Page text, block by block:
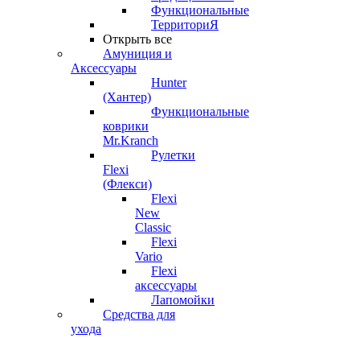
Функциональные
ТерриториЯ
Открыть все
Амуниция и
Аксессуары
Hunter
(Хантер)
Функциональные
коврики
Mr.Kranch
Рулетки
Flexi
(Флекси)
Flexi
New
Classic
Flexi
Vario
Flexi
аксессуары
Лапомойки
Средства для
ухода